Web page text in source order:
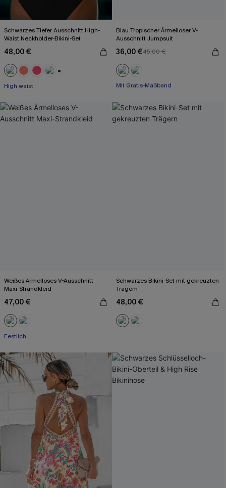
Schwarzes Tiefer Ausschnitt High-
Waist Neckholder-Bikini-Set
48,00 €
High waist
Blau Tropischer Ärmelloser V-
Ausschnitt Jumpsuit
36,00 €45,00 €
Mit Gratis-Maßband
Weites Bein
Weißes Ärmelloses V-Ausschnitt
Maxi-Strandkleid
47,00 €
Festlich
Schwarzes Bikini-Set mit gekreuzten
Trägern
48,00 €